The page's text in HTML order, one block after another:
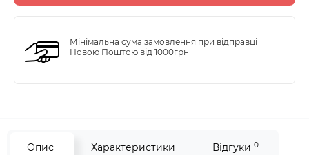
Мінімальна сума замовлення при відправці
Новою Поштою від 1000грн
Опис Характеристики Відгуки 0